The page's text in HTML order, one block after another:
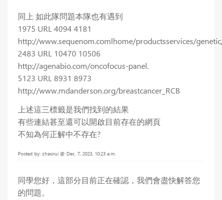
同上 如此隊問題本隊也有遇到
1975 URL 4094 4181
http://www.sequenom.comlhome/productsservices/
2483 URL 10470 10506
http://agenabio.com/oncofocus-panel.
5123 URL 8931 8973
http://www.mdanderson.org/breastcancer_RCB
上述這三標籤是我們找到的結果
有些連結甚至還可以開啟目前存在的網頁
不知為何正解中不存在?
Posted by: zhaorui @ Dec. 7, 2023, 10:23 a.m.
同學您好，這部分目前正在確認，我們會盡快解答您
的問題。